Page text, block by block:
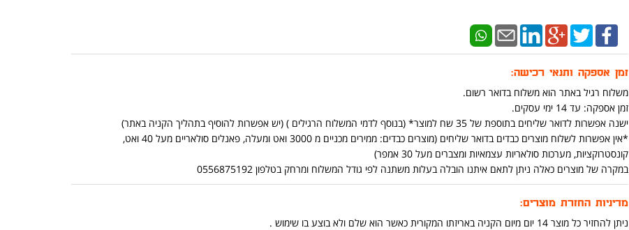
זמן אספקה ותנאי רכישה:
משלוח רגיל באתר הוא משלוח בדואר רשום.
זמן אספקה: עד 14 ימי עסקים.
ישנה אפשרות לדואר שליחים בתוספת של 35 שח למוצר* (בנוסף לדמי המשלוח הרגילים ) (יש אפשרות להוסיף בתהליך הקניה באתר)
*אין אפשרות לשלוח מוצרים כבדים בדואר שליחים (מוצרים כבדים: ממירים מכניים מ 3000 ואט ומעלה, פאנלים סולאריים מעל 40 ואט,
קונסטרוקציות, מערכות סולאריות עצמאיות ומצברים מעל 30 אמפר)
במקרה של מוצרים כאלה ניתן לתאם איתנו הובלה בעלות משתנה לפי גודל המשלוח ומרחק בטלפון 0556875192
מדיניות החזרת מוצרים:
ניתן להחזיר כל מוצר 14 יום מיום הקניה באריזתו המקורית כאשר הוא שלם ולא בוצע בו שימוש .